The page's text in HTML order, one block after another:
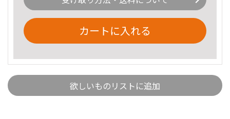
カートに入れる
欲しいものリストに追加